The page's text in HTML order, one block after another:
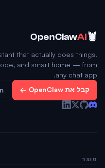
🦞
OpenClawAI
that actually does things.
and smart home — from
any chat app.
קבל את OpenClaw ←
מוצר